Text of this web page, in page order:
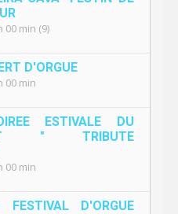
00 min (9)
D'ORGUE
00 min
ESTIVALE DU
" TRIBUTE
00 min
FESTIVAL D'ORGUE